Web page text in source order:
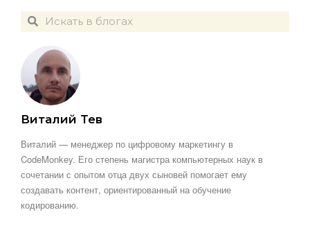
Виталий Тев
Виталий — менеджер по цифровому маркетингу в
CodeMonkey. Его степень магистра компьютерных наук в
сочетании с опытом отца двух сыновей помогает ему
создавать контент, ориентированный на обучение
кодированию.